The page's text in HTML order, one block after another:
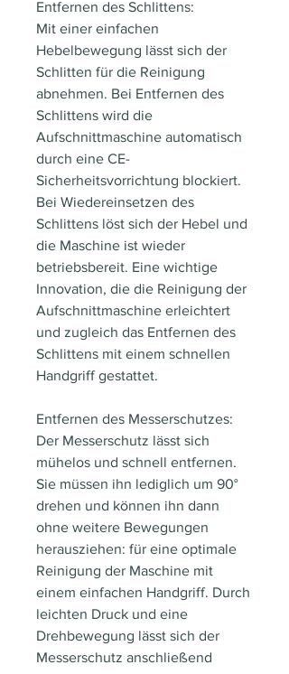
Entfernen des Schlittens:
Mit einer einfachen
Hebelbewegung lässt sich der
Schlitten für die Reinigung
abnehmen. Bei Entfernen des
Schlittens wird die
Aufschnittmaschine automatisch
durch eine CE-
Sicherheitsvorrichtung blockiert.
Bei Wiedereinsetzen des
Schlittens löst sich der Hebel und
die Maschine ist wieder
betriebsbereit. Eine wichtige
Innovation, die die Reinigung der
Aufschnittmaschine erleichtert
und zugleich das Entfernen des
Schlittens mit einem schnellen
Handgriff gestattet.
Entfernen des Messerschutzes:
Der Messerschutz lässt sich
mühelos und schnell entfernen.
Sie müssen ihn lediglich um 90°
drehen und können ihn dann
ohne weitere Bewegungen
herausziehen: für eine optimale
Reinigung der Maschine mit
einem einfachen Handgriff. Durch
leichten Druck und eine
Drehbewegung lässt sich der
Messerschutz anschließend